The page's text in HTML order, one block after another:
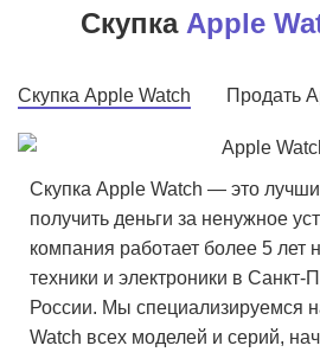
Скупка Apple
Скупка Apple Watch Продать
Скупка Apple Watch — это
получить деньги за ненужное
компания работает более 5 лет
техники и электроники в Санкт-
России. Мы специализируемся
Watch всех моделей и серий,